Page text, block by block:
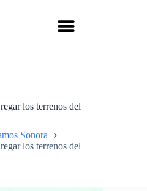
los terrenos del
Sonora
los terrenos del